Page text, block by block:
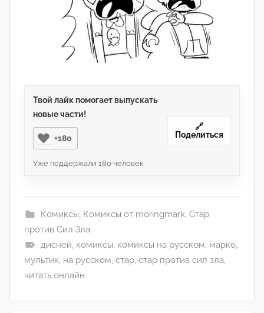
Твой лайк помогает выпускать
новые части!
+180
Уже поддержали 180 человек
🔗
Поделиться
Комиксы, Комиксы от moringmark, Стар
против Сил Зла
дисней, комиксы, комиксы на русском, марко,
мультик, на русском, стар, стар против сил зла,
читать онлайн